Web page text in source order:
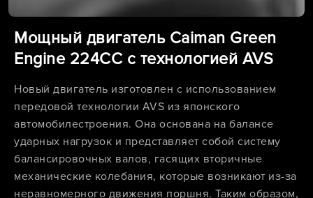
Мощный двигатель Caiman Green
Engine 224CC с технологией AVS
Новый двигатель изготовлен с использованием
передовой технологии AVS из японского
автомобилестроения. Она основана на балансе
ударных нагрузок и представляет собой систему
балансировочных валов, гасящих вторичные
механические колебания, которые возникают из-за
неравномерного движения поршня. Таким образом,